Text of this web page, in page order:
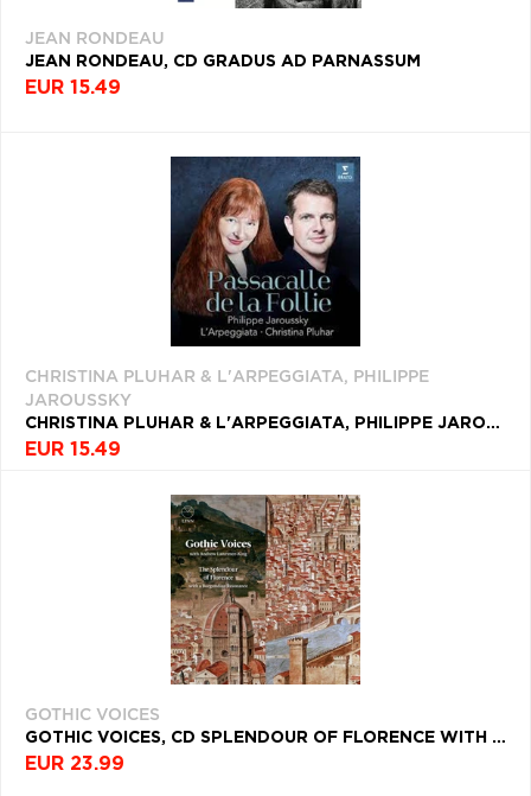
JEAN RONDEAU
JEAN RONDEAU, CD GRADUS AD PARNASSUM
EUR 15.49
CHRISTINA PLUHAR & L'ARPEGGIATA, PHILIPPE
JAROUSSKY
CHRISTINA PLUHAR & L'ARPEGGIATA, PHILIPPE JAROUSSKY, CD PASSACALLE DE LA FOLLIE
EUR 15.49
GOTHIC VOICES
GOTHIC VOICES, CD SPLENDOUR OF FLORENCE WITH A BURGUNDIAN RESONANCE
EUR 23.99